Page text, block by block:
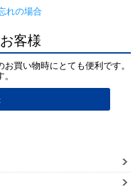
れの場合
客様
買い物時にとても便利です。